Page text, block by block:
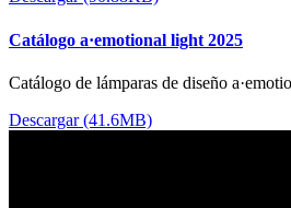
Catálogo a·emotional light 2025
Catálogo de lámparas de diseño
Descargar (41.6MB)